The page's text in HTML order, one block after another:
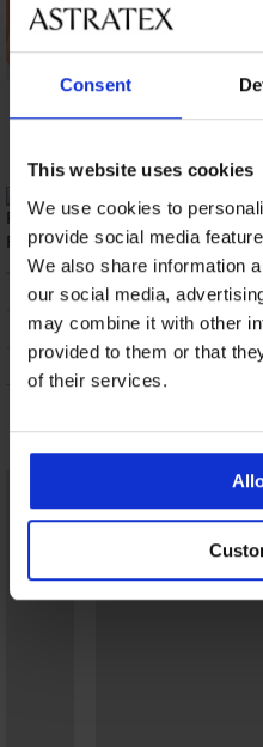
Consent
This website uses cookies
We use cookies to
provide social media
We also share information
our social media,
may combine it with other
provided to them or that
of their services.
Pasek do ściągania
ramiączek UNI
Wyprodukowano w Polsce
OPIS
DOSTAWA I PŁATNOŚĆ
WYMIANA
Może Ci